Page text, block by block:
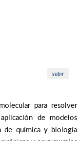
subir
para resolver
de modelos
de química y biología